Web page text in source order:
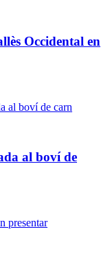
Occidental en
al boví de